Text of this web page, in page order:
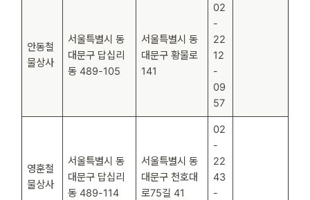
안동철
물상사
서울특별시 동
대문구 답십리
동 489-105
서울특별시 동
대문구 황물로
141
02
-
22
12
-
09
57
영훈철
물상사
서울특별시 동
대문구 답십리
동 489-114
서울특별시 동
대문구 천호대
로75길 41
02
-
22
43
-